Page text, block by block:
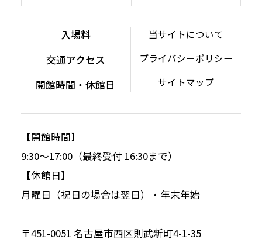
入場料
交通アクセス
開館時間・休館日
当サイトについて
プライバシーポリシー
サイトマップ
【開館時間】
9:30～17:00（最終受付 16:30まで）
【休館日】
月曜日（祝日の場合は翌日）・年末年始
〒451-0051 名古屋市西区則武新町4-1-35